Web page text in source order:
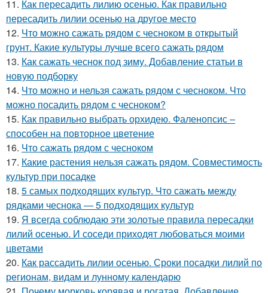
11. Как пересадить лилию осенью. Как правильно
пересадить лилии осенью на другое место
12. Что можно сажать рядом с чесноком в открытый
грунт. Какие культуры лучше всего сажать рядом
13. Как сажать чеснок под зиму. Добавление статьи в
новую подборку
14. Что можно и нельзя сажать рядом с чесноком. Что
можно посадить рядом с чесноком?
15. Как правильно выбрать орхидею. Фаленопсис –
способен на повторное цветение
16. Что сажать рядом с чесноком
17. Какие растения нельзя сажать рядом. Совместимость
культур при посадке
18. 5 самых подходящих культур. Что сажать между
рядками чеснока — 5 подходящих культур
19. Я всегда соблюдаю эти золотые правила пересадки
лилий осенью. И соседи приходят любоваться моими
цветами
20. Как рассадить лилии осенью. Сроки посадки лилий по
регионам, видам и лунному календарю